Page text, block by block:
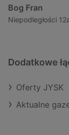
Bog Fran
Niepodległości
Dodatkowe
Oferty JYSK
Aktualne